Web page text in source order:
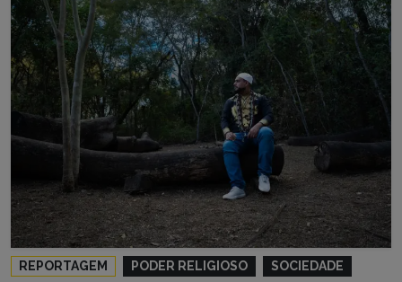
REPORTAGEM PODER RELIGIOSO SOCIEDADE